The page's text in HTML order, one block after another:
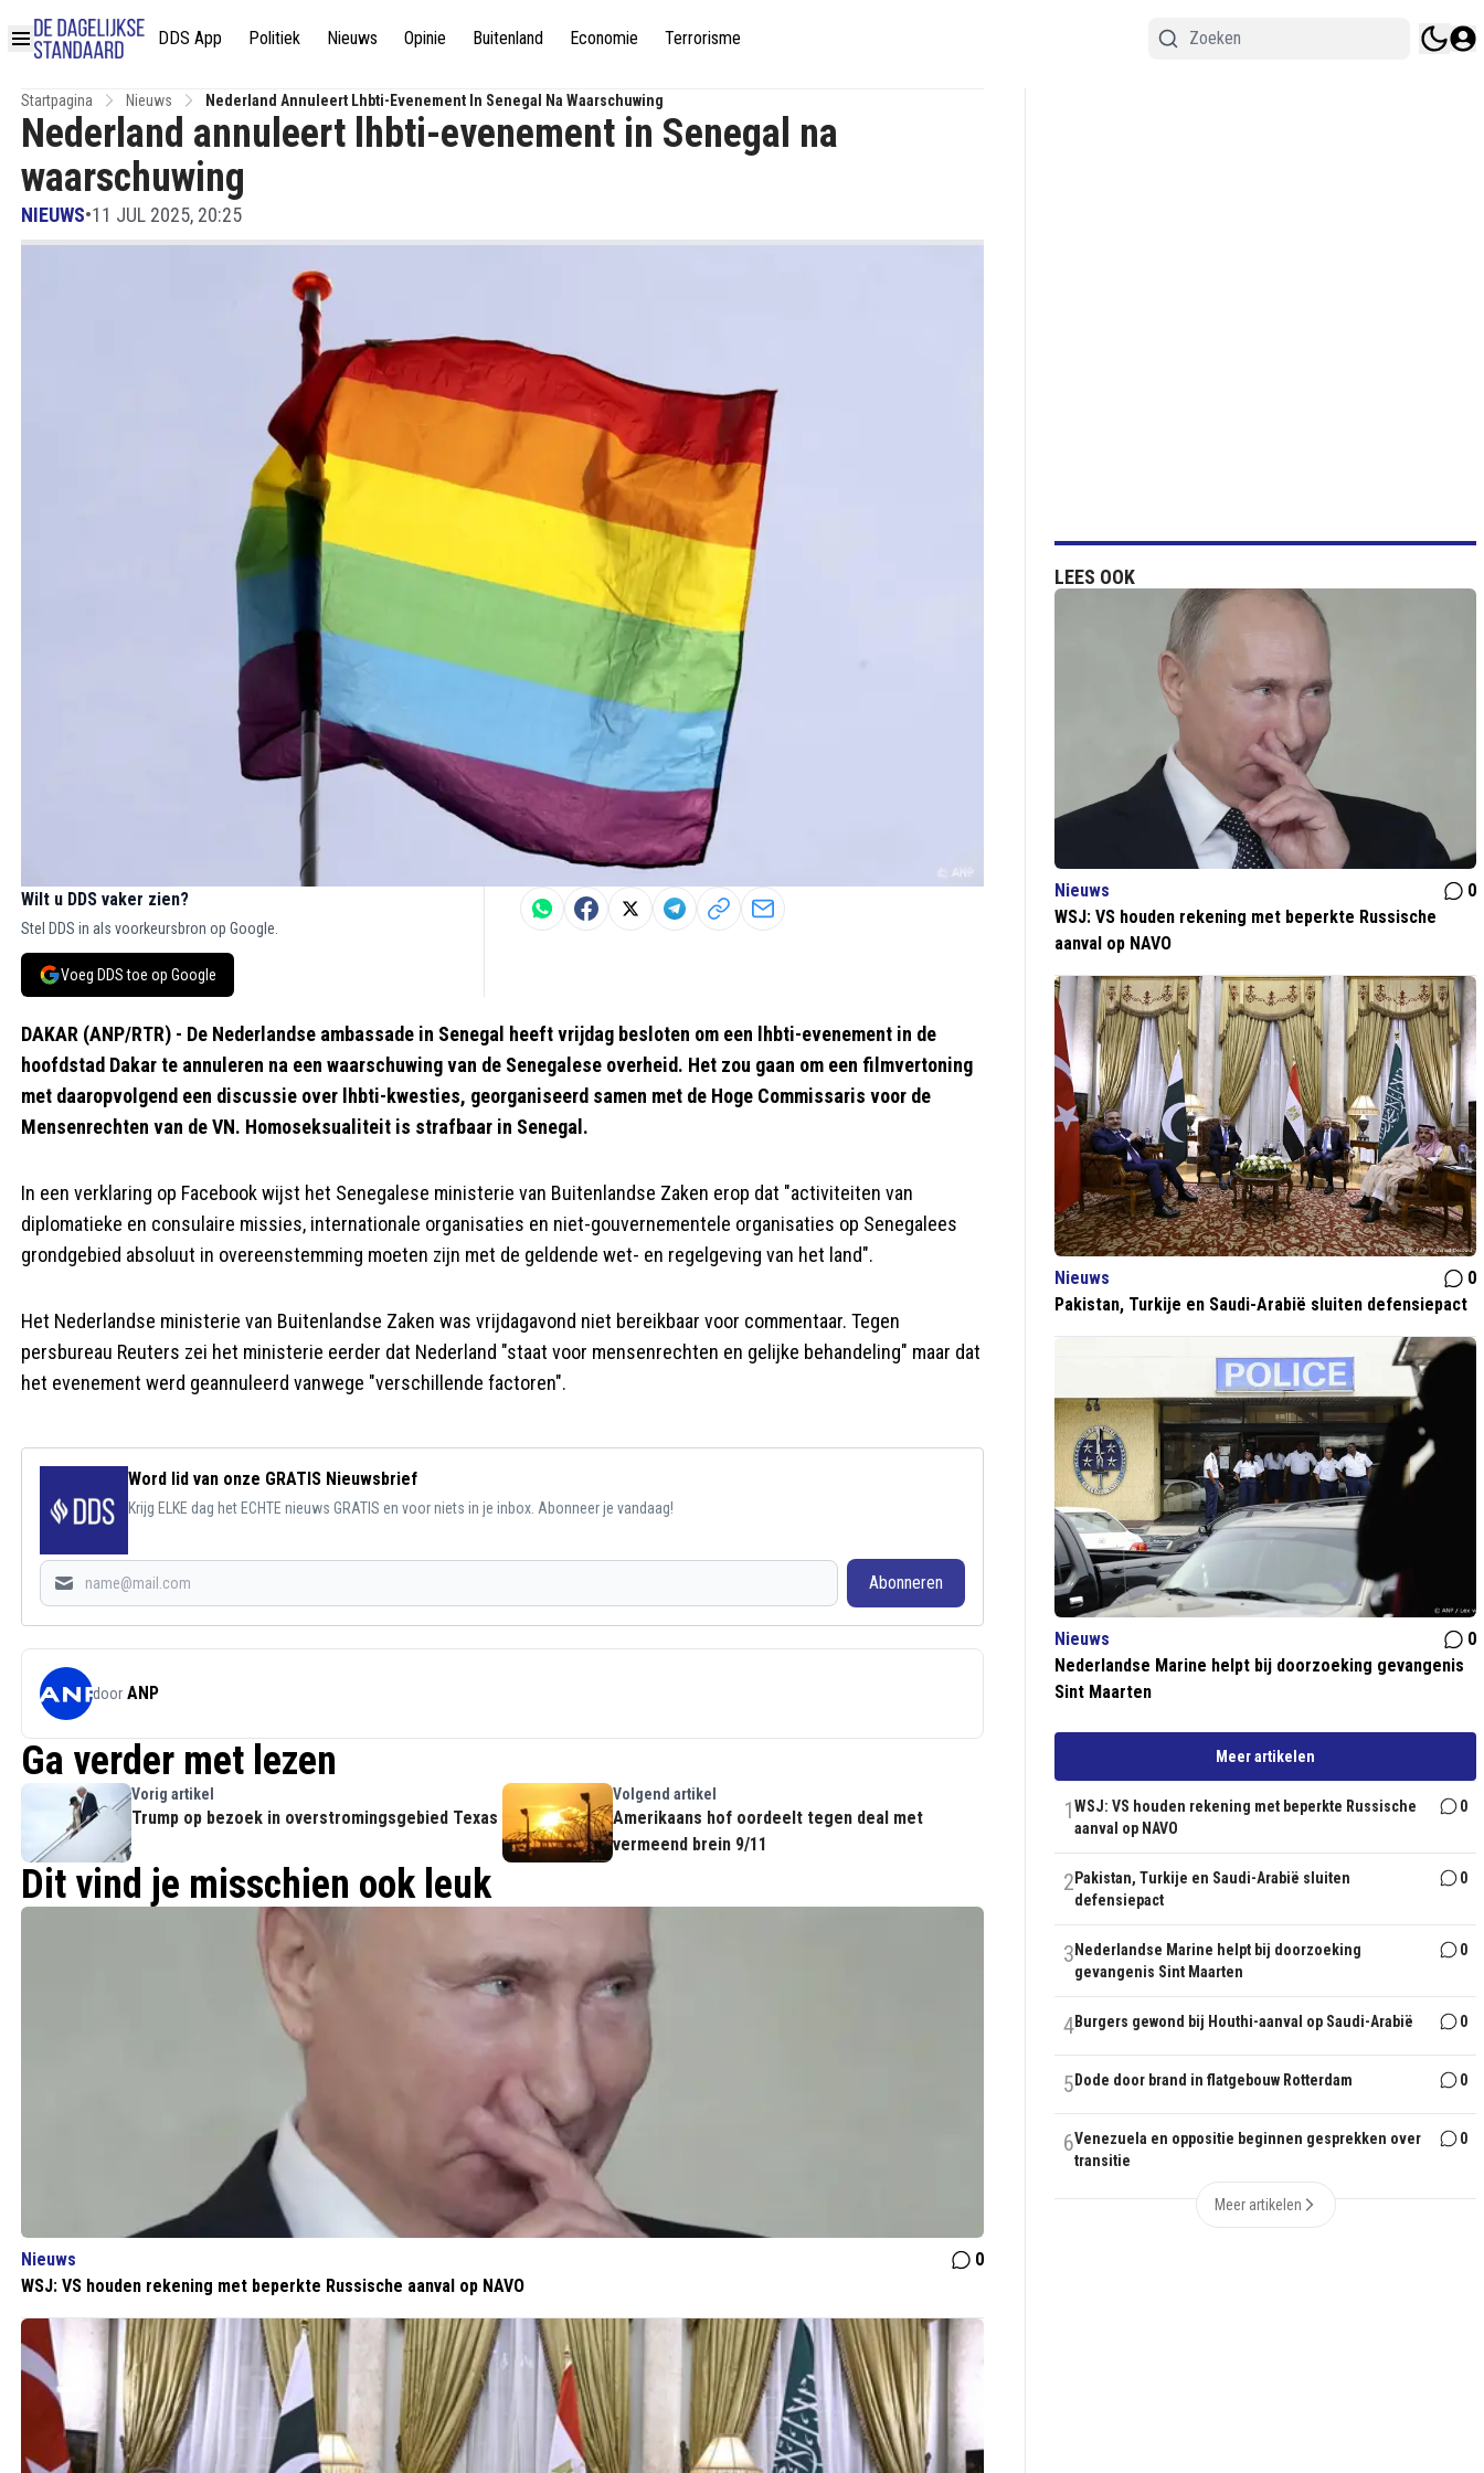
DDS App Politiek Nieuws Opinie Buitenland Economie Terrorisme
Startpagina Nieuws Nederland Annuleert Lhbti-Evenement In Senegal Na Waarschuwing
Nederland annuleert lhbti-evenement in Senegal na
waarschuwing
NIEUWS•11 JUL 2025, 20:25
Wilt u DDS vaker zien?
Stel DDS in als voorkeursbron op Google.
Voeg DDS toe op Google
DAKAR (ANP/RTR) - De Nederlandse ambassade in Senegal heeft vrijdag besloten om een lhbti-evenement in de
hoofdstad Dakar te annuleren na een waarschuwing van de Senegalese overheid. Het zou gaan om een filmvertoning
met daaropvolgend een discussie over lhbti-kwesties, georganiseerd samen met de Hoge Commissaris voor de
Mensenrechten van de VN. Homoseksualiteit is strafbaar in Senegal.
In een verklaring op Facebook wijst het Senegalese ministerie van Buitenlandse Zaken erop dat "activiteiten van
diplomatieke en consulaire missies, internationale organisaties en niet-gouvernementele organisaties op Senegalees
grondgebied absoluut in overeenstemming moeten zijn met de geldende wet- en regelgeving van het land".
Het Nederlandse ministerie van Buitenlandse Zaken was vrijdagavond niet bereikbaar voor commentaar. Tegen
persbureau Reuters zei het ministerie eerder dat Nederland "staat voor mensenrechten en gelijke behandeling" maar dat
het evenement werd geannuleerd vanwege "verschillende factoren".
Word lid van onze GRATIS Nieuwsbrief
Krijg ELKE dag het ECHTE nieuws GRATIS en voor niets in je inbox. Abonneer je vandaag!
Abonneren
door ANP
Ga verder met lezen
Vorig artikel
Trump op bezoek in overstromingsgebied Texas
Volgend artikel
Amerikaans hof oordeelt tegen deal met
vermeend brein 9/11
Dit vind je misschien ook leuk
Nieuws
0
WSJ: VS houden rekening met beperkte Russische aanval op NAVO
LEES OOK
Nieuws
0
WSJ: VS houden rekening met beperkte Russische
aanval op NAVO
Nieuws
0
Pakistan, Turkije en Saudi-Arabië sluiten defensiepact
Nieuws
0
Nederlandse Marine helpt bij doorzoeking gevangenis
Sint Maarten
Meer artikelen
1WSJ: VS houden rekening met beperkte Russische
aanval op NAVO
0
2 Pakistan, Turkije en Saudi-Arabië sluiten
defensiepact
0
3 Nederlandse Marine helpt bij doorzoeking
gevangenis Sint Maarten
0
4Burgers gewond bij Houthi-aanval op Saudi-Arabië 0
5 Dode door brand in flatgebouw Rotterdam 0
6Venezuela en oppositie beginnen gesprekken over
transitie
0
Meer artikelen